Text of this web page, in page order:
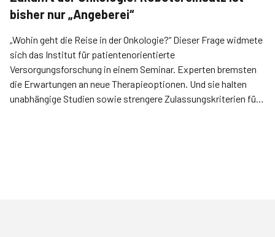
bisher nur „Angeberei“
„Wohin geht die Reise in der Onkologie?“ Dieser Frage widmete
sich das Institut für patientenorientierte
Versorgungsforschung in einem Seminar. Experten bremsten
die Erwartungen an neue Therapieoptionen. Und sie halten
unabhängige Studien sowie strengere Zulassungskriterien für